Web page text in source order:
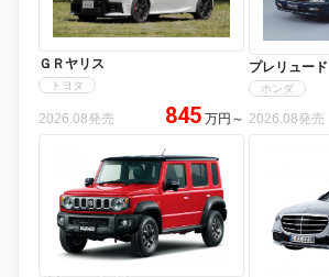
ＧＲヤリス
トヨタ
2026.08発売 845 万円 ～
プレリュード
ホンダ
2026.08発売